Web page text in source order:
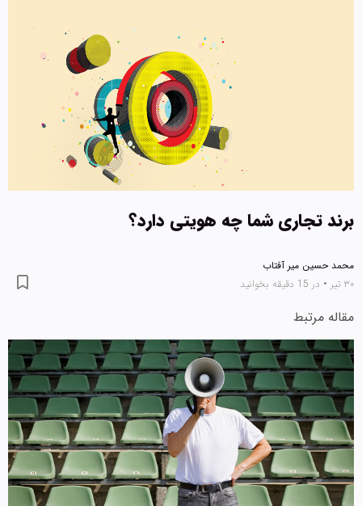
برند تجاری شما چه هویتی دارد؟
محمد حسین میر آفتاب
۳۰ تیر
• در 15 دقیقه بخوانید
مقاله مرتبط